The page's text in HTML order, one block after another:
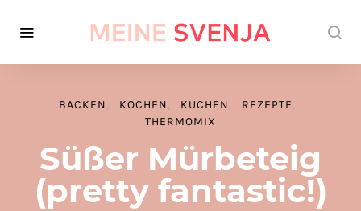
BACKEN KOCHEN KUCHEN
REZEPTE
THERMOMIX
Süßer Mürbeteig
(pretty fantastic!)